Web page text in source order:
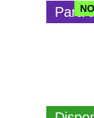
Para